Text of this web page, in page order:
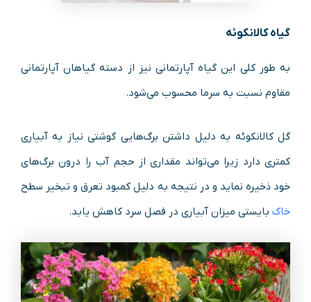
گیاه کالانکوئه
به طور کلی این گیاه آپارتمانی نیز از دسته گیاهان آپارتمانی
مقاوم نسبت به سرما محسوب می‌شود.
گل کالانکوئه به دلیل داشتن برگ‌هایی گوشتی نیاز به آبیاری
کمتری دارد زیرا می‌تواند مقداری از حجم آب را درون برگ‌های
خود ذخیره نماید و در نتیجه به دلیل کمبود تعرق و تبخیر سطح
خاک بایستی میزان آبیاری در فصل سرد کاهش یابد.